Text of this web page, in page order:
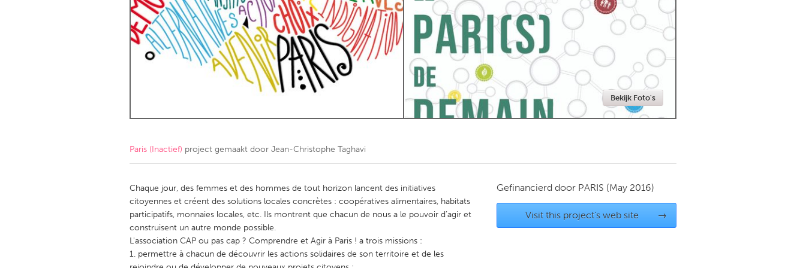
Amherstburg
Kingston Kitchener-Waterloo New Glasgow
Newmarket
Ottawa
South Shore Toronto
MALAYSIA
QATAR
Qatar
SINGAPORE
Singapore
Bekijk Foto's
Paris (Inactief) project gemaakt door Jean-Christophe Taghavi
Chaque jour, des femmes et des hommes de tout horizon lancent des initiatives
citoyennes et créent des solutions locales concrètes : coopératives alimentaires, habitats
participatifs, monnaies locales, etc. Ils montrent que chacun de nous a le pouvoir d’agir et
construisent un autre monde possible.
L'association CAP ou pas cap ? Comprendre et Agir à Paris ! a trois missions :
1. permettre à chacun de découvrir les actions solidaires de son territoire et de les
Gefinancierd door PARIS (May 2016)
Visit this project's web site →